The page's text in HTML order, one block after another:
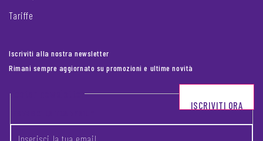
Tariffe
Iscriviti alla nostra newsletter
Rimani sempre aggiornato su promozioni e ultime novità
Footer newsletter
ISCRIVITI ORA